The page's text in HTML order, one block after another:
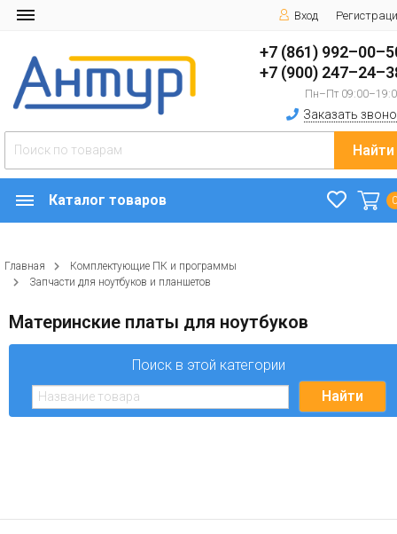
Вход
+7 (861)
+7 (900)
Пн–Пт
Заказать
Найти
Каталог товаров
Главная
Комплектующие ПК и программы
Запчасти для ноутбуков и планшетов
Материнские платы для ноутбуков
Поиск в этой категории